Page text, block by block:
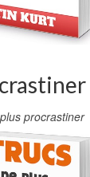
procrastiner